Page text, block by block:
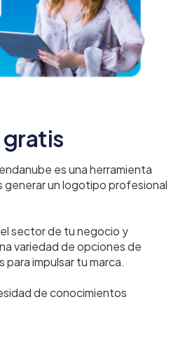
gratis
es una herramienta
generar un logotipo profesional
sector de tu negocio y
variedad de opciones de
impulsar tu marca.
de conocimientos